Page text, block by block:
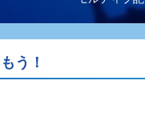
う！